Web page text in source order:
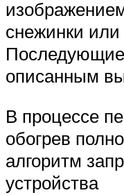
снежинки или
описанным
В процессе
обогрев
алгоритм
устройства